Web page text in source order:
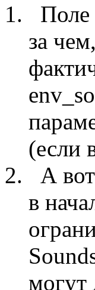
Поле
за
(если
А
в
могут